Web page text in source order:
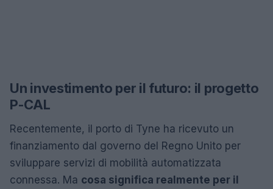
Un investimento per il futuro: il progetto
P-CAL
Recentemente, il porto di Tyne ha ricevuto un
finanziamento dal governo del Regno Unito per
sviluppare servizi di mobilità automatizzata
connessa. Ma cosa significa realmente per il